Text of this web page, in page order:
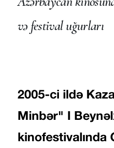
və festival uğurları
2005-ci ildə
Minbər" I
kinofestivalında